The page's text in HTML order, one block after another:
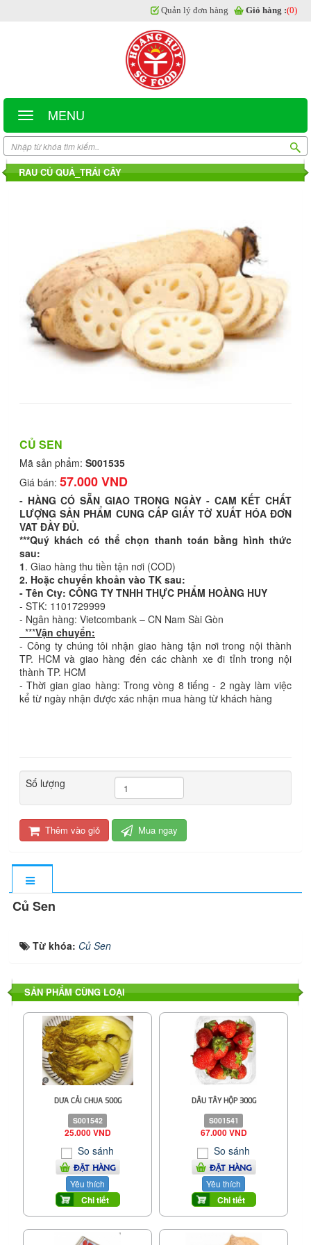
MENU
Quản lý đơn hàng Giỏ hàng :(0)
RAU CỦ QUẢ_TRÁI CÂY
CỦ SEN
Mã sản phẩm: S001535
Giá bán: 57.000 VND
- HÀNG CÓ SẴN GIAO TRONG NGÀY - CAM KẾT CHẤT
LƯỢNG SẢN PHẨM CUNG CẤP GIẤY TỜ XUẤT HÓA ĐƠN
VAT ĐẦY ĐỦ.
***Quý khách có thể chọn thanh toán bằng hình thức
sau:
1. Giao hàng thu tiền tận nơi (COD)
2. Hoặc chuyển khoản vào TK sau:
- Tên Cty: CÔNG TY TNHH THỰC PHẨM HOÀNG HUY
- STK: 1101729999
- Ngân hàng: Vietcombank – CN Nam Sài Gòn
***Vận chuyển:
- Công ty chúng tôi nhận giao hàng tận nơi trong nội thành
TP. HCM và giao hàng đến các chành xe đi tỉnh trong nội
thành TP. HCM
- Thời gian giao hàng: Trong vòng 8 tiếng - 2 ngày làm việc
kể từ ngày nhận được xác nhận mua hàng từ khách hàng
Số lượng
Thêm vào giỏ Mua ngay
Củ Sen
Từ khóa: Củ Sen
SẢN PHẨM CÙNG LOẠI
DƯA CẢI CHUA 500G
S001542
25.000 VND
So sánh
ĐẶT HÀNG
Yêu thích
Chi tiết
DÂU TÂY HỘP 300G
S001541
67.000 VND
So sánh
ĐẶT HÀNG
Yêu thích
Chi tiết